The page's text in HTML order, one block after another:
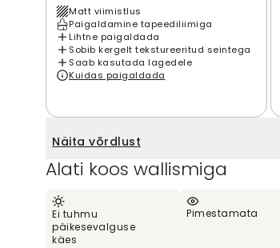
Matt viimistlus
Paigaldamine tapeediliimiga
Lihtne paigaldada
Sobib kergelt tekstureeritud seintega
Saab kasutada lagedele
Kuidas paigaldada
Näita võrdlust
Alati koos wallismiga
Ei tuhmu
päikesevalguse
käes
Pimestamata